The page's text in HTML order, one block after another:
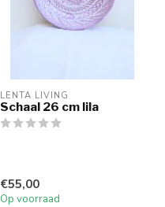
LENTA LIVING
Schaal 26 cm lila
€55,00
Op voorraad